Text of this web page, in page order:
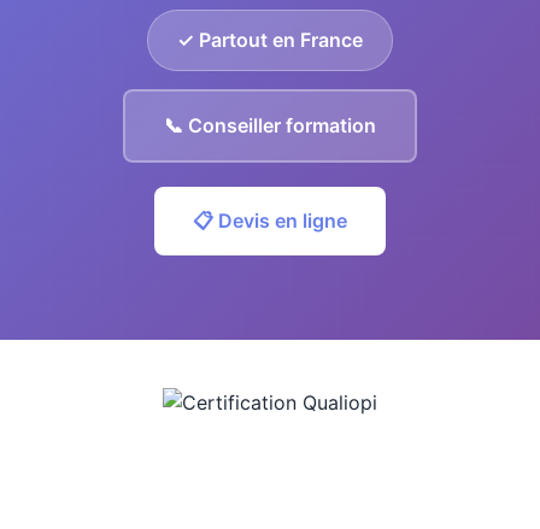
✓ Partout en France
📞 Conseiller formation
📋 Devis en ligne